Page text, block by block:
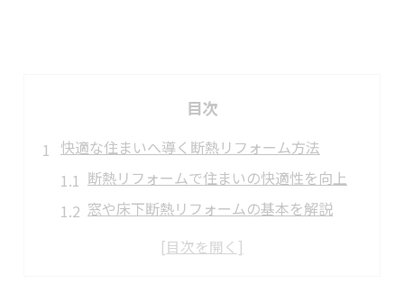
目次
快適な住まいへ導く断熱リフォーム方法
断熱リフォームで住まいの快適性を向上
窓や床下断熱リフォームの基本を解説
断熱リフォーム方法の選び方と注意点